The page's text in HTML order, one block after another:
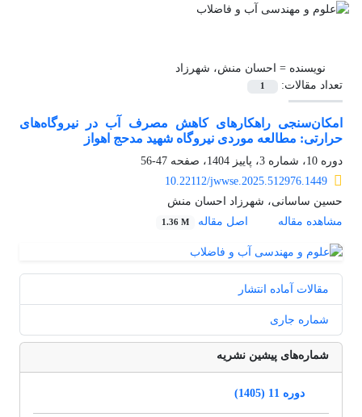
نویسنده = احسان منش، شهرزاد
تعداد مقالات:
1
امکان‌سنجی راه‎کارهای کاهش مصرف آب در نیروگاه‌های
حرارتی: مطالعه موردی نیروگاه شهید مدحج اهواز
دوره 10، شماره 3، پاییز 1404، صفحه
47-56
10.22112/jwwse.2025.512976.1449
حسین ساسانی، شهرزاد احسان منش
مشاهده مقاله
اصل مقاله 1.36 M
مقالات آماده انتشار
شماره جاری
شماره‌های پیشین نشریه
دوره 11 (1405)